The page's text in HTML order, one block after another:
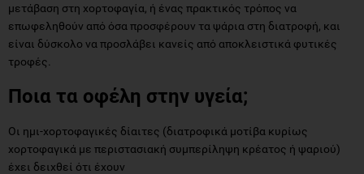
μετάβαση στη χορτοφαγία, ή ένας πρακτικός τρόπος να
επωφεληθούν από όσα προσφέρουν τα ψάρια στη διατροφή, και
είναι δύσκολο να προσλάβει κανείς από αποκλειστικά φυτικές
τροφές.
Ποια τα οφέλη στην υγεία;
Οι ημι-χορτοφαγικές δίαιτες (διατροφικά μοτίβα κυρίως
χορτοφαγικά με περιστασιακή συμπερίληψη κρέατος ή ψαριού)
έχει δειχθεί ότι έχουν